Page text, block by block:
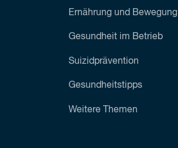
Ernährung und Bewegung
Gesundheit im Betrieb
Suizid­prävention
Gesundheitstipps
Weitere Themen